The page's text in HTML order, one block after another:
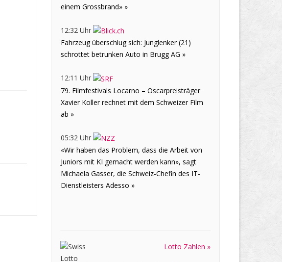
einem Grossbrand» »
12:32 Uhr
Fahrzeug überschlug sich: Junglenker (21)
schrottet betrunken Auto in Brugg AG »
12:11 Uhr
79. Filmfestivals Locarno – Oscarpreisträger
Xavier Koller rechnet mit dem Schweizer Film
ab »
05:32 Uhr
«Wir haben das Problem, dass die Arbeit von
Juniors mit KI gemacht werden kann», sagt
Michaela Gasser, die Schweiz-Chefin des IT-
Dienstleisters Adesso »
Lotto Zahlen »